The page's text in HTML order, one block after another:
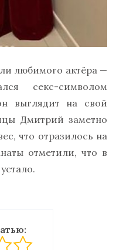
любимого актёра —
секс-символом
выглядит на свой
Дмитрий заметно
что отразилось на
отметили, что в